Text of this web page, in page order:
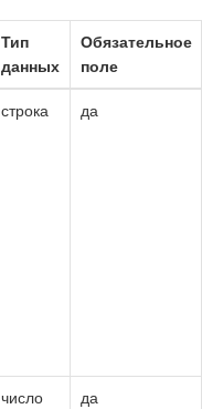
Тип
данных
Обязательное
поле
строка да
число да